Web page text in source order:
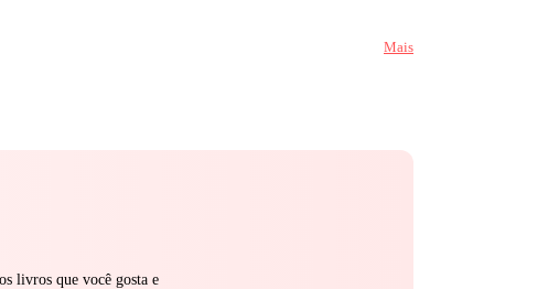
Mais
livros que você gosta e